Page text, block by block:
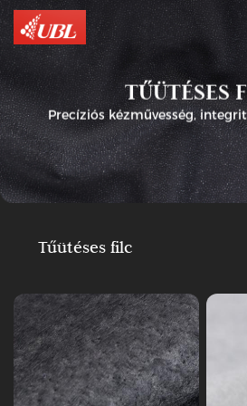
TŰÜTÉSES
Precíziós kézművesség,
Tűütéses filc
Gallér
alatti